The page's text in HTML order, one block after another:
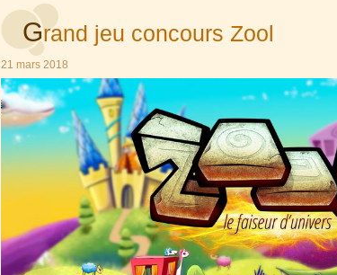
Grand jeu concours Zool
21 mars 2018